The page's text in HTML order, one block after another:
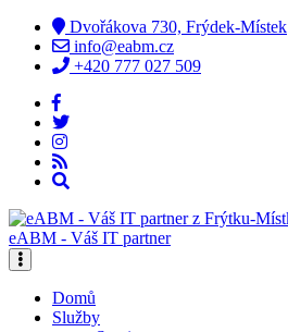
Dvořákova 730, Frýdek-Místek
info@eabm.cz
+420 777 027 509
eABM - Váš IT partner
Domů
Služby